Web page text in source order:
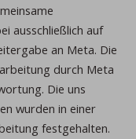
ausschließlich auf
an Meta. Die
durch Meta
Die uns
wurden in einer
festgehalten.